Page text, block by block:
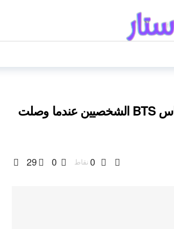
مياواكي ساكورا مرافقة من قبل حراس BTS الشخصيين عندما وصلت
0 نقاط 0
29